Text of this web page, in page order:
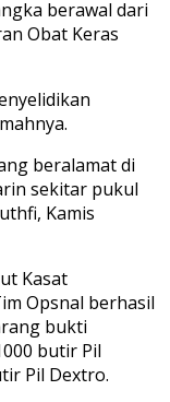
berawal dari
Obat Keras
beralamat di
sekitar pukul
Kamis
Kasat
Opsnal berhasil
bukti
butir Pil
Pil Dextro.